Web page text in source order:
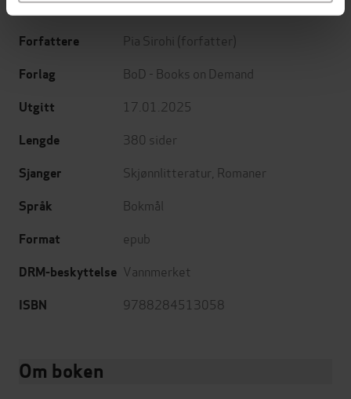
Forfattere Pia Sirohi (forfatter)
Forlag BoD - Books on Demand
Utgitt 17.01.2025
Lengde 380 sider
Sjanger Skjønnlitteratur Romaner
Språk Bokmål
Format epub
DRM-beskyttelse Vannmerket
ISBN 9788284513058
Om boken